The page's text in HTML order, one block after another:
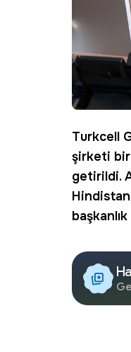
Turkcell
şirketi bir
getirildi.